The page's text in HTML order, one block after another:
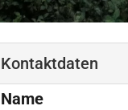
Kontaktdaten
Name